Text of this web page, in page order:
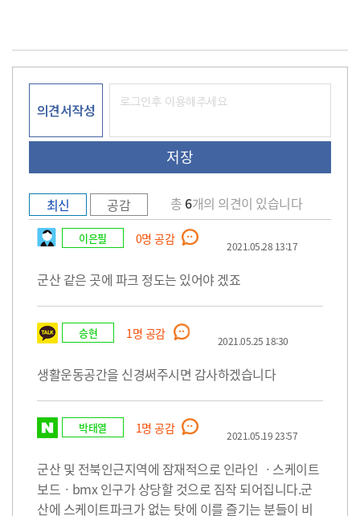
의견서작성
최신 공감 총6개의 의견이 있습니다
이은필 0명 공감 2021.05.28 13:17
군산 같은 곳에 파크 정도는 있어야 겠죠
승현 1명 공감 2021.05.25 18:30
생활운동공간을 신경써주시면 감사하겠습니다
박태열 1명 공감 2021.05.19 23:57
군산 및 전북인근지역에 잠재적으로 인라인 ㆍ스케이트
보드ㆍbmx 인구가 상당할 것으로 짐작 되어집니다.군
산에 스케이트파크가 없는 탓에 이를 즐기는 분들이 비